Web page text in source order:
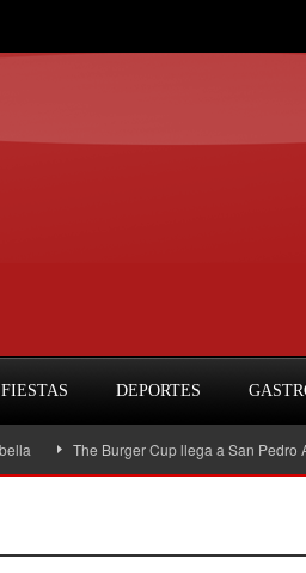
FIESTAS DEPORTES
The Burger Cup llega a San Pedro